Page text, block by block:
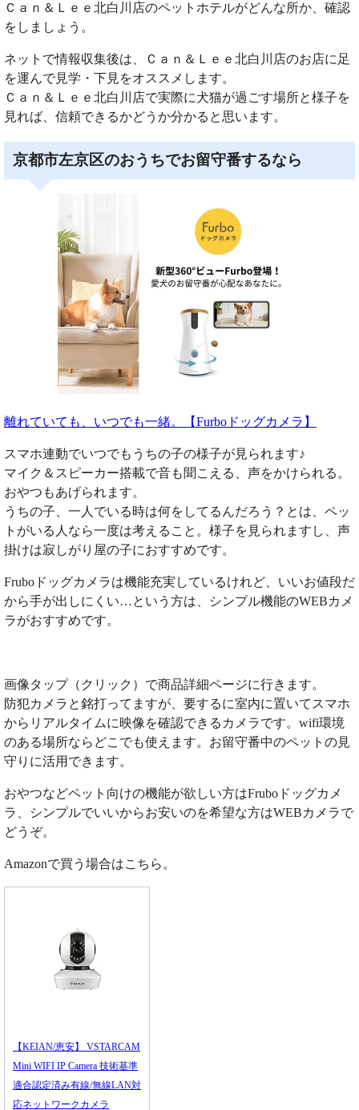
Ｃａｎ＆Ｌｅｅ北白川店のペットホテルがどんな所か、確認
をしましょう。
ネットで情報収集後は、Ｃａｎ＆Ｌｅｅ北白川店のお店に足
を運んで見学・下見をオススメします。
Ｃａｎ＆Ｌｅｅ北白川店で実際に犬猫が過ごす場所と様子を
見れば、信頼できるかどうか分かると思います。
京都市左京区のおうちでお留守番するなら
離れていても、いつでも一緒。【Furboドッグカメラ】
スマホ連動でいつでもうちの子の様子が見られます♪
マイク＆スピーカー搭載で音も聞こえる、声をかけられる。
おやつもあげられます。
うちの子、一人でいる時は何をしてるんだろう？とは、ペッ
トがいる人なら一度は考えること。様子を見られますし、声
掛けは寂しがり屋の子におすすめです。
Fruboドッグカメラは機能充実しているけれど、いいお値段だ
から手が出しにくい…という方は、シンプル機能のWEBカメ
ラがおすすめです。
画像タップ（クリック）で商品詳細ページに行きます。
防犯カメラと銘打ってますが、要するに室内に置いてスマホ
からリアルタイムに映像を確認できるカメラです。wifi環境
のある場所ならどこでも使えます。お留守番中のペットの見
守りに活用できます。
おやつなどペット向けの機能が欲しい方はFruboドッグカメ
ラ、シンプルでいいからお安いのを希望な方はWEBカメラで
どうぞ。
Amazonで買う場合はこちら。
【KEIAN/恵安】 VSTARCAM
Mini WIFI IP Camera 技術基準
適合認定済み有線/無線LAN対
応ネットワークカメラ